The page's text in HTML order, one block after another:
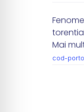
Mai
cod-